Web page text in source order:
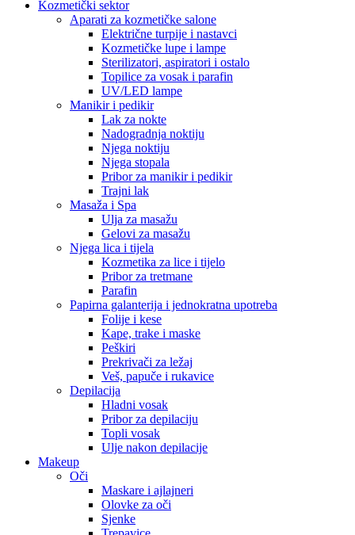
Kozmetički sektor
Aparati za kozmetičke salone
Električne turpije i nastavci
Kozmetičke lupe i lampe
Sterilizatori, aspiratori i ostalo
Topilice za vosak i parafin
UV/LED lampe
Manikir i pedikir
Lak za nokte
Nadogradnja noktiju
Njega noktiju
Njega stopala
Pribor za manikir i pedikir
Trajni lak
Masaža i Spa
Ulja za masažu
Gelovi za masažu
Njega lica i tijela
Kozmetika za lice i tijelo
Pribor za tretmane
Parafin
Papirna galanterija i jednokratna upotreba
Folije i kese
Kape, trake i maske
Peškiri
Prekrivači za ležaj
Veš, papuče i rukavice
Depilacija
Hladni vosak
Pribor za depilaciju
Topli vosak
Ulje nakon depilacije
Makeup
Oči
Maskare i ajlajneri
Olovke za oči
Sjenke